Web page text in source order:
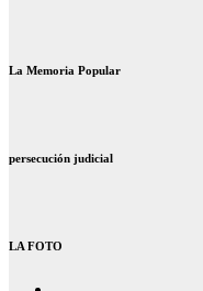
La Memoria Popular
persecución judicial
LA FOTO